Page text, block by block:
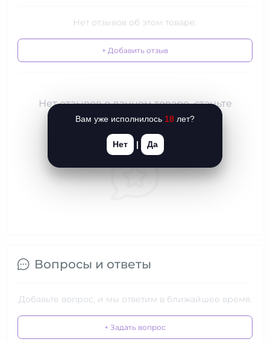
Нет отзывов об этом товаре.
+ Добавить отзыв
Нет отзывов о данном товаре, станьте
первым, оставьте свой отзыв.
Вопросы и ответы
Добавьте вопрос, и мы ответим в ближайшее время.
+ Задать вопрос
Вам уже исполнилось 18 лет?
Нет | Да